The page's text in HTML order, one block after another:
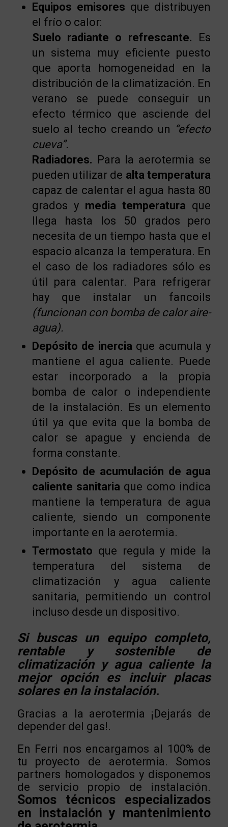
Equipos emisores que distribuyen
el frío o calor:
Suelo radiante o refrescante. Es
un sistema muy eficiente puesto
que aporta homogeneidad en la
distribución de la climatización. En
verano se puede conseguir un
efecto térmico que asciende del
suelo al techo creando un “efecto
cueva”.
Radiadores. Para la aerotermia se
pueden utilizar de alta temperatura
capaz de calentar el agua hasta 80
grados y media temperatura que
llega hasta los 50 grados pero
necesita de un tiempo hasta que el
espacio alcanza la temperatura. En
el caso de los radiadores sólo es
útil para calentar. Para refrigerar
hay que instalar un fancoils
(funcionan con bomba de calor aire-
agua).
Depósito de inercia que acumula y
mantiene el agua caliente. Puede
estar incorporado a la propia
bomba de calor o independiente
de la instalación. Es un elemento
útil ya que evita que la bomba de
calor se apague y encienda de
forma constante.
Depósito de acumulación de agua
caliente sanitaria que como indica
mantiene la temperatura de agua
caliente, siendo un componente
importante en la aerotermia.
Termostato que regula y mide la
temperatura del sistema de
climatización y agua caliente
sanitaria, permitiendo un control
incluso desde un dispositivo.
Si buscas un equipo completo,
rentable y sostenible de
climatización y agua caliente la
mejor opción es incluir placas
solares en la instalación.
Gracias a la aerotermia ¡Dejarás de
depender del gas!.
En Ferri nos encargamos al 100% de
tu proyecto de aerotermia. Somos
partners homologados y disponemos
de servicio propio de instalación.
Somos técnicos especializados
en instalación y mantenimiento